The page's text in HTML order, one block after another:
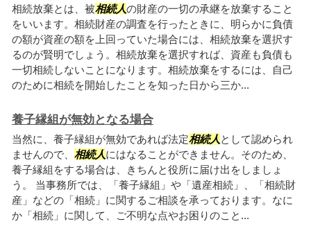
相続放棄とは、被相続人の財産の一切の承継を放棄すること
をいいます。相続財産の調査を行ったときに、明らかに負債
の額が資産の額を上回っていた場合には、相続放棄を選択す
るのが賢明でしょう。相続放棄を選択すれば、資産も負債も
一切相続しないことになります。相続放棄をするには、自己
のために相続を開始したことを知った日から三か...
養子縁組が無効となる場合
当然に、養子縁組が無効であれば法定相続人 として認められ
ませんので、 相続人にはなることができません。そのため、
養子縁組をする場合は、きちんと役所に届け出をしましょ
う。 当事務所では、「養子縁組」や「遺産相続」、「相続財
産」などの「相続」に関するご相談を承っております。なに
か「相続」に関して、ご不明な点やお困りのこと...